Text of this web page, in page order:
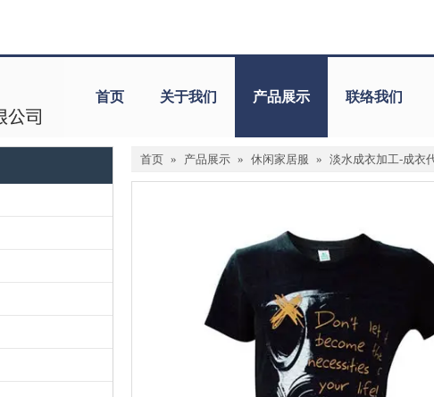
首页 关于我们 产品展示 联络我们
首页 » 产品展示 » 休闲家居服 » 淡水成衣加工-成衣